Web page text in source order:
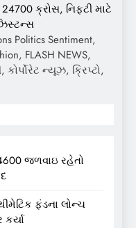
24700 ક્રોસ, નિફ્ટી માટે
Politics Sentiment,
FLASH NEWS,
કોર્પોરેટ ન્યૂઝ, ક્રિપ્ટો,
જળવાઇ રહેતો
ફંડના લોન્ચ